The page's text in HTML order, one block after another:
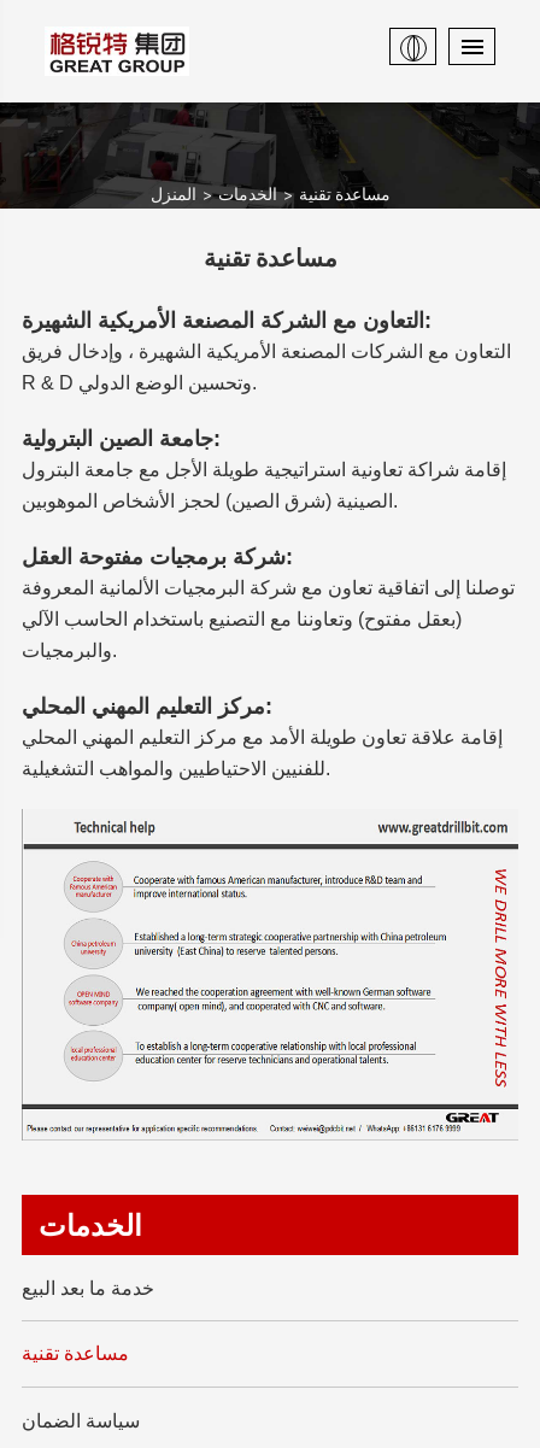
المنزل الخدمات مساعدة تقنية
مساعدة تقنية
التعاون مع الشركة المصنعة الأمريكية الشهيرة:
التعاون مع الشركات المصنعة الأمريكية الشهيرة ، وإدخال فريق
R & D وتحسين الوضع الدولي.
جامعة الصين البترولية:
إقامة شراكة تعاونية استراتيجية طويلة الأجل مع جامعة البترول
الصينية (شرق الصين) لحجز الأشخاص الموهوبين.
شركة برمجيات مفتوحة العقل:
توصلنا إلى اتفاقية تعاون مع شركة البرمجيات الألمانية المعروفة
(بعقل مفتوح) وتعاوننا مع التصنيع باستخدام الحاسب الآلي
والبرمجيات.
مركز التعليم المهني المحلي:
إقامة علاقة تعاون طويلة الأمد مع مركز التعليم المهني المحلي
للفنيين الاحتياطيين والمواهب التشغيلية.
الخدمات
خدمة ما بعد البيع
مساعدة تقنية
سياسة الضمان